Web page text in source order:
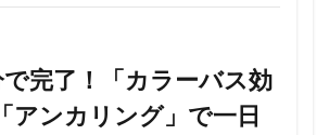
完了！「カラーバス効
アンカリング」で一日